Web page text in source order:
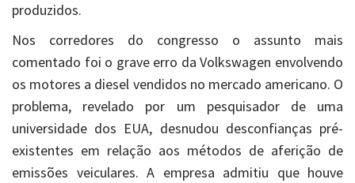
produzidos.
Nos corredores do congresso o assunto mais
comentado foi o grave erro da Volkswagen envolvendo
os motores a diesel vendidos no mercado americano. O
problema, revelado por um pesquisador de uma
universidade dos EUA, desnudou desconfianças pré-
existentes em relação aos métodos de aferição de
emissões veiculares. A empresa admitiu que houve